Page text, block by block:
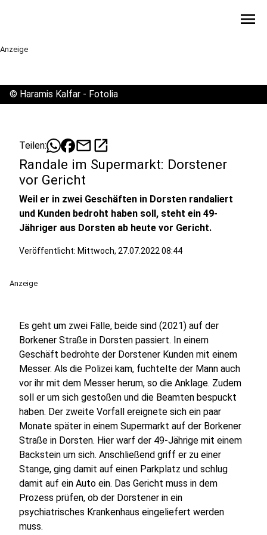
menu
Anzeige
© Haramis Kalfar - Fotolia
Teilen: mailopen_in_new
Randale im Supermarkt: Dorstener
vor Gericht
Weil er in zwei Geschäften in Dorsten randaliert
und Kunden bedroht haben soll, steht ein 49-
Jähriger aus Dorsten ab heute vor Gericht.
Veröffentlicht: Mittwoch, 27.07.2022 08:44
Anzeige
Es geht um zwei Fälle, beide sind (2021) auf der
Borkener Straße in Dorsten passiert. In einem
Geschäft bedrohte der Dorstener Kunden mit einem
Messer. Als die Polizei kam, fuchtelte der Mann auch
vor ihr mit dem Messer herum, so die Anklage. Zudem
soll er um sich gestoßen und die Beamten bespuckt
haben. Der zweite Vorfall ereignete sich ein paar
Monate später in einem Supermarkt auf der Borkener
Straße in Dorsten. Hier warf der 49-Jährige mit einem
Backstein um sich. Anschließend griff er zu einer
Stange, ging damit auf einen Parkplatz und schlug
damit auf ein Auto ein. Das Gericht muss in dem
Prozess prüfen, ob der Dorstener in ein
psychiatrisches Krankenhaus eingeliefert werden
muss.